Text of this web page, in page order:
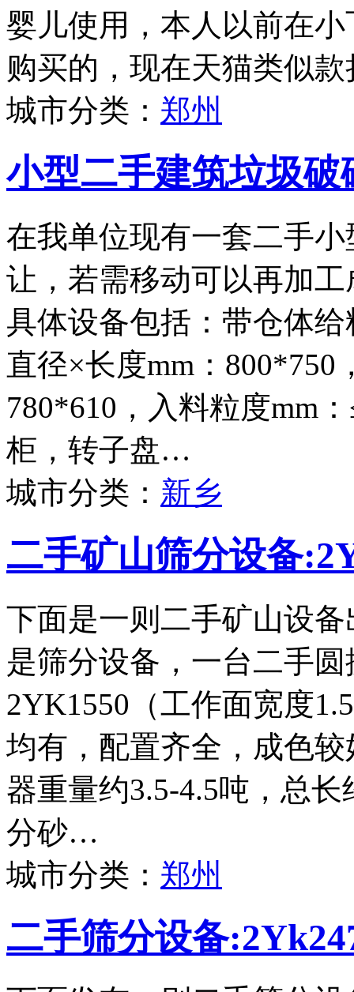
婴儿使用，本人以前在
购买的，现在天猫类似
城市分类： 郑州
小型二手建筑垃圾破
在我单位现有一套二手
让，若需移动可以再加
具体设备包括：带仓体
直径×长度mm：
780*610，入料粒度mm
柜，转子盘…
城市分类： 新乡
二手矿山筛分设备
下面是一则二手矿山设
是筛分设备，一台二手
2YK1550（工作面宽度
均有，配置齐全，成色
器重量约3.5-4.5吨，总
分砂…
城市分类： 郑州
二手筛分设备